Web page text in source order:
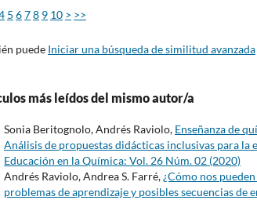
5 678 9 10 > >>
puede Iniciar una búsqueda de similitud avanzada
más leídos del mismo autor/a
Sonia Beritognolo, Andrés Raviolo, Enseñanza de
Análisis de propuestas didácticas inclusivas para la
Educación en la Química: Vol. 26 Núm. 02 (2020)
Andrés Raviolo, Andrea S. Farré,¿Cómo nos
problemas de aprendizaje y posibles secuencias de